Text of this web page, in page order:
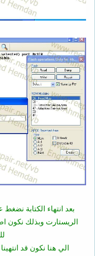
الريستارت وبذلك نكون
الي هنا نكون قد